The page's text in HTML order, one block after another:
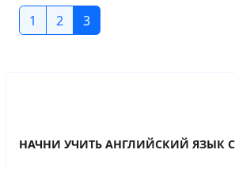
1 2 3
НАЧНИ УЧИТЬ АНГЛИЙСКИЙ ЯЗЫК